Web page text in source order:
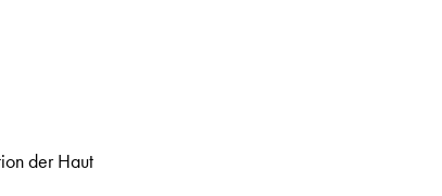
der Haut